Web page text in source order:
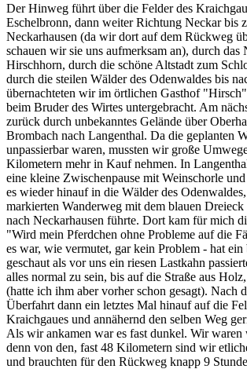
Der Hinweg führt über die Felder des
Eschelbronn, dann weiter Richtung Neckar bis
Neckarhausen (da wir dort auf dem Rückweg
schauen wir sie uns aufmerksam an), durch
Hirschhorn, durch die schöne Altstadt zum
durch die steilen Wälder des Odenwaldes bis
übernachteten wir im örtlichen Gasthof
beim Bruder des Wirtes untergebracht. Am
zurück durch unbekanntes Gelände über
Brombach nach Langenthal. Da die geplanten
unpassierbar waren, mussten wir große
Kilometern mehr in Kauf nehmen. In
eine kleine Zwischenpause mit Weinschorle
es wieder hinauf in die Wälder des
markierten Wanderweg mit dem blauen
nach Neckarhausen führte. Dort kam für mich
"Wird mein Pferdchen ohne Probleme auf die
es war, wie vermutet, gar kein Problem - hat
geschaut als vor uns ein riesen Lastkahn
alles normal zu sein, bis auf die Straße aus
(hatte ich ihm aber vorher schon gesagt). Nach
Überfahrt dann ein letztes Mal hinauf auf die
Kraichgaues und annähernd den selben Weg
Als wir ankamen war es fast dunkel. Wir
denn von den, fast 48 Kilometern sind wir
und brauchten für den Rückweg knapp 9